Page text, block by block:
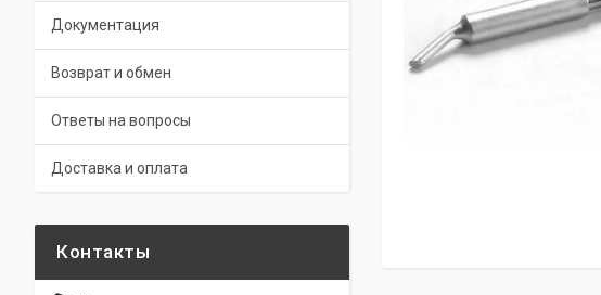
Документация
Возврат и обмен
Ответы на вопросы
Доставка и оплата